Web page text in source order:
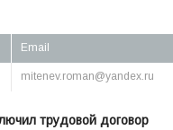
Email
mitenev.roman@yandex.ru
трудовой договор